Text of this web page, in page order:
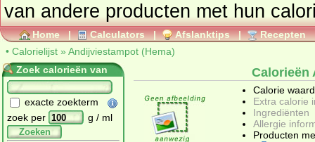
Home | Calculators | Afslanktips | Recepten
• Calorielijst » Andijviestampot (Hema)
Zoek calorieën van
exacte zoekterm
zoek per
g / ml
Zoeken
Calorieën
Calorie
Extra calorie
Ingrediënten
Allergie
Producten